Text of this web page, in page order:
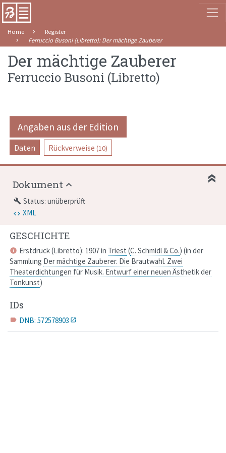
Home
Register
Ferruccio Busoni (Libretto): Der mächtige Zauberer
Der mächtige Zauberer
Ferruccio Busoni (Libretto)
Angaben aus der Edition
Daten Rückverweise (10)
GESCHICHTE
info Erstdruck (Libretto): 1907 in Triest (C. Schmidl & Co.) (in der
Sammlung Der mächtige Zauberer. Die Brautwahl. Zwei
Theaterdichtungen für Musik. Entwurf einer neuen Ästhetik der
Tonkunst)
IDs
label DNB: 572578903
Dokument
build Status: unüberprüft
XML